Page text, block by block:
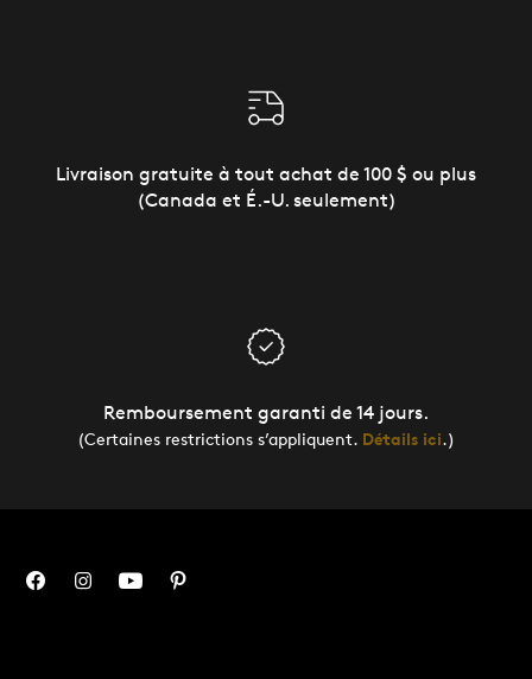
Livraison gratuite à tout achat de 100 $ ou plus
(Canada et É.-U. seulement)
Remboursement garanti de 14 jours.
(Certaines restrictions s’appliquent. Détails ici.)